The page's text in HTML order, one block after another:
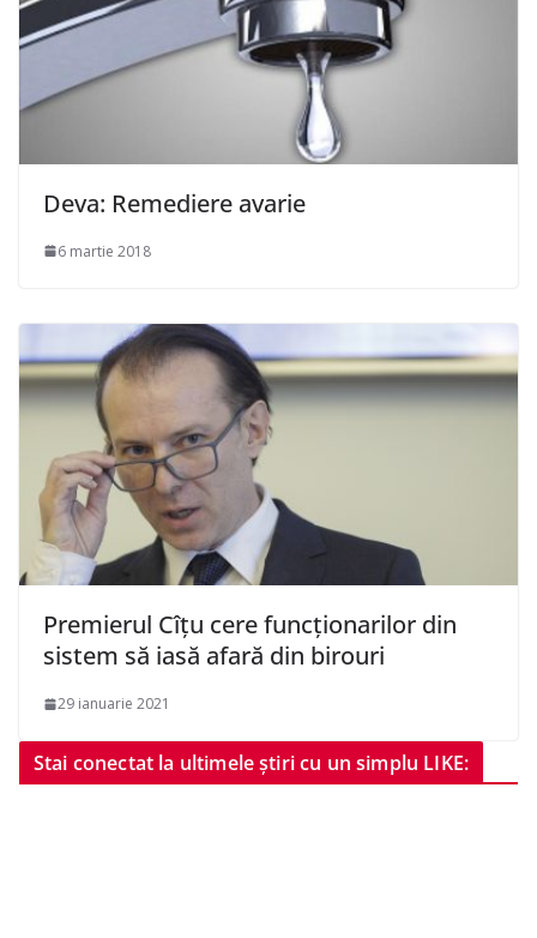
Deva: Remediere avarie
6 martie 2018
Premierul Cîțu cere funcționarilor din
sistem să iasă afară din birouri
29 ianuarie 2021
Stai conectat la ultimele știri cu un simplu LIKE: